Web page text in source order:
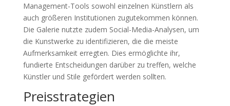
Management-Tools sowohl einzelnen Künstlern als
auch größeren Institutionen zugutekommen können.
Die Galerie nutzte zudem Social-Media-Analysen, um
die Kunstwerke zu identifizieren, die die meiste
Aufmerksamkeit erregten. Dies ermöglichte ihr,
fundierte Entscheidungen darüber zu treffen, welche
Künstler und Stile gefördert werden sollten.
Preisstrategien